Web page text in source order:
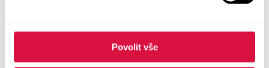
Povolit vše